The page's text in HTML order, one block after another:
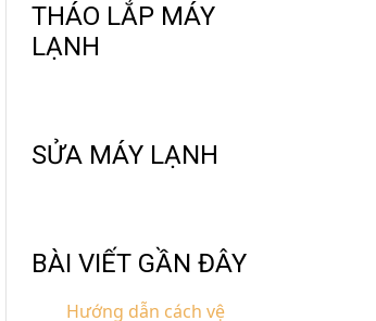
THÁO LẮP MÁY
LẠNH
SỬA MÁY LẠNH
BÀI VIẾT GẦN ĐÂY
Hướng dẫn cách vệ